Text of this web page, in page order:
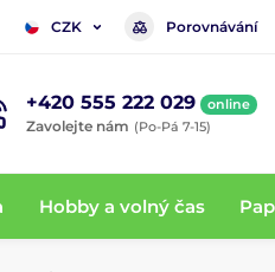
CZK Porovnávání
+420 555 222 029 online
Zavolejte nám (Po-Pá 7-15)
Hobby a volný čas